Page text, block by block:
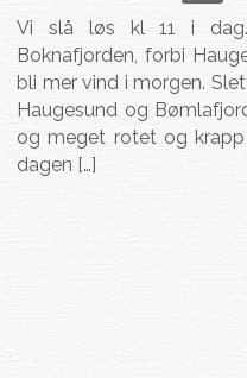
Vi slå løs kl 11 i
Boknafjorden, forbi
bli mer vind i morgen.
Haugesund og
og meget rotet og
dagen […]